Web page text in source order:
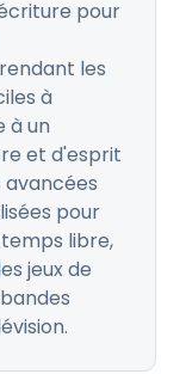
pour
les
à
à un
et d'esprit
pour
libre,
jeux de